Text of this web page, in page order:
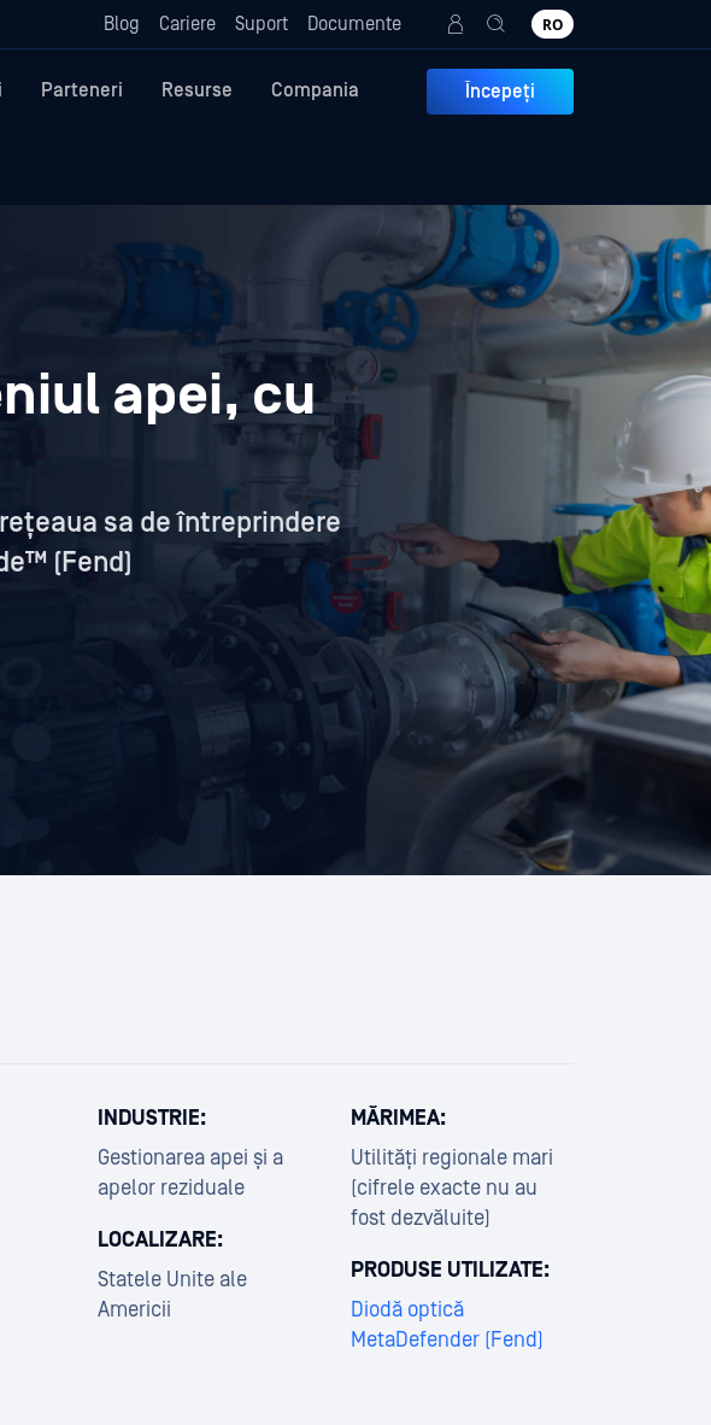
Blog Cariere Suport Documente RO
Parteneri Resurse Compania Începeți
apei, cu
sa de întreprindere
(Fend)
INDUSTRIE:
Gestionarea apei și a
apelor reziduale
LOCALIZARE:
Statele Unite ale
Americii
MĂRIMEA:
Utilități regionale mari
(cifrele exacte nu au
fost dezvăluite)
PRODUSE UTILIZATE:
Diodă optică
MetaDefender (Fend)